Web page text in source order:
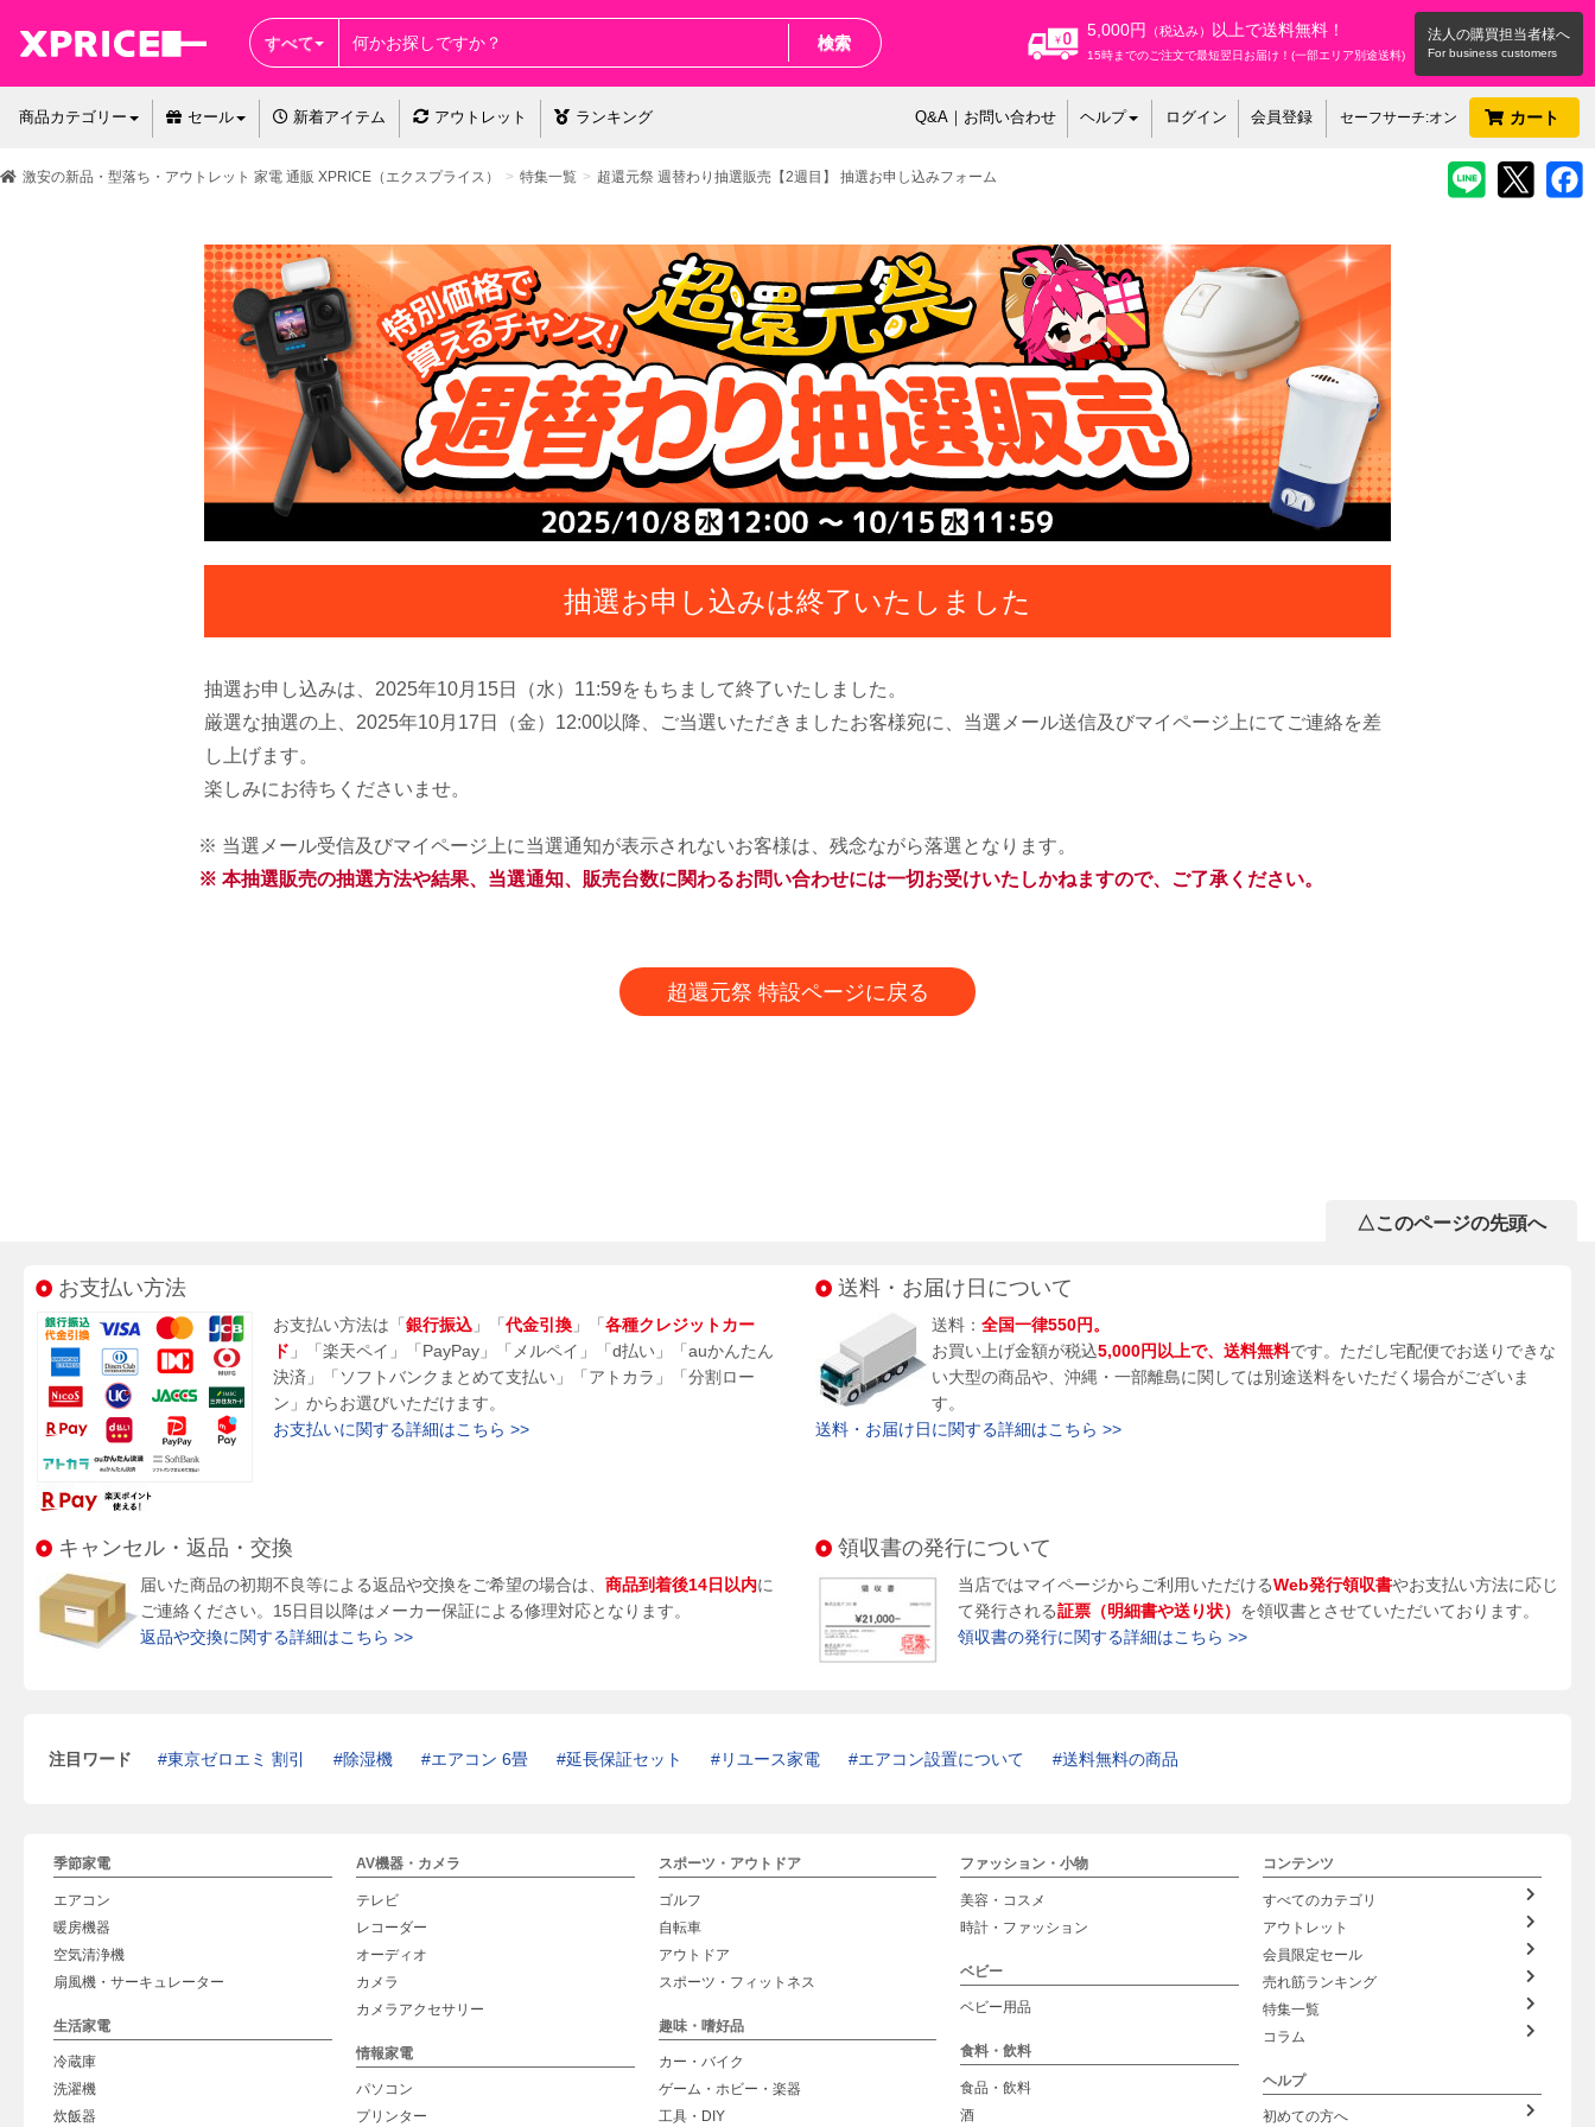
すべて 検索 法人の購買担当者様へ
5,000円 （税込み） 以上で送料無料！
15時までのご注文で最短翌日お届け！(一部エリア別途送料)
商品カテゴリー セール 新着アイテム アウトレット ランキング Q&A｜お問い合わせ ヘルプ ログイン 会員登録 セーフサーチ:オン カート
激安の新品・型落ち・アウトレット 家電 通販 XPRICE（エクスプライス） 特集一覧 超還元祭 週替わり抽選販売【2週目】 抽選お申し込みフォーム
抽選お申し込みは終了いたしました
抽選お申し込みは、2025年10月15日（水）11:59をもちまして終了いたしました。
厳選な抽選の上、2025年10月17日（金）12:00以降、ご当選いただきましたお客様宛に、当選メール送信及びマイページ上にてご連絡を差
し上げます。
楽しみにお待ちくださいませ。
※ 当選メール受信及びマイページ上に当選通知が表示されないお客様は、残念ながら落選となります。
※ 本抽選販売の抽選方法や結果、当選通知、販売台数に関わるお問い合わせには一切お受けいたしかねますので、ご了承ください。
超還元祭 特設ページに戻る
△このページの先頭へ
お支払い方法
お支払い方法は「 銀行振込 」「 代金引換 」「 各種クレジットカー
ド 」「楽天ペイ」「PayPay」「メルペイ」「d払い」「auかんたん
決済」「ソフトバンクまとめて支払い」「アトカラ」「分割ロー
ン」からお選びいただけます。
お支払いに関する詳細はこちら >>
送料・お届け日について
送料： 全国一律550円。
お買い上げ金額が税込5,000円以上で、送料無料です。ただし宅配便でお送りできな
い大型の商品や、沖縄・一部離島に関しては別途送料をいただく場合がございま
す。
送料・お届け日に関する詳細はこちら >>
キャンセル・返品・交換
届いた商品の初期不良等による返品や交換をご希望の場合は、 商品到着後14日以内に
ご連絡ください。15日目以降はメーカー保証による修理対応となります。
返品や交換に関する詳細はこちら >>
領収書の発行について
当店ではマイページからご利用いただけるWeb発行領収書やお支払い方法に応じ
て発行される証票（明細書や送り状） を領収書とさせていただいております。
領収書の発行に関する詳細はこちら >>
注目ワード 東京ゼロエミ 割引 除湿機 エアコン 6畳 延長保証セット リユース家電 エアコン設置について 送料無料の商品
季節家電
エアコン
暖房機器
空気清浄機
扇風機・サーキュレーター
生活家電
冷蔵庫
洗濯機
炊飯器
AV機器・カメラ
テレビ
レコーダー
オーディオ
カメラ
カメラアクセサリー
情報家電
パソコン
プリンター
スポーツ・アウトドア
ゴルフ
自転車
アウトドア
スポーツ・フィットネス
趣味・嗜好品
カー・バイク
ゲーム・ホビー・楽器
工具・DIY
ファッション・小物
美容・コスメ
時計・ファッション
ベビー
ベビー用品
食料・飲料
食品・飲料
酒
コンテンツ
すべてのカテゴリ
アウトレット
会員限定セール
売れ筋ランキング
特集一覧
コラム
ヘルプ
初めての方へ